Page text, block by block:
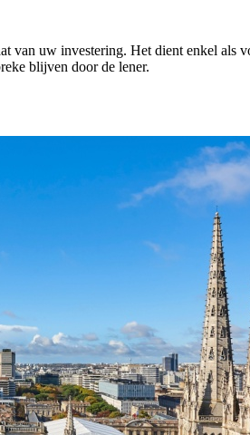
van uw investering. Het dient enkel
blijven door de lener.